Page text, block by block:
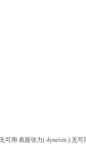
用 表面张力( dyne/cm ):无可